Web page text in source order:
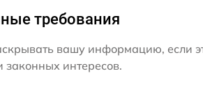
требования
вашу информацию, если
интересов.